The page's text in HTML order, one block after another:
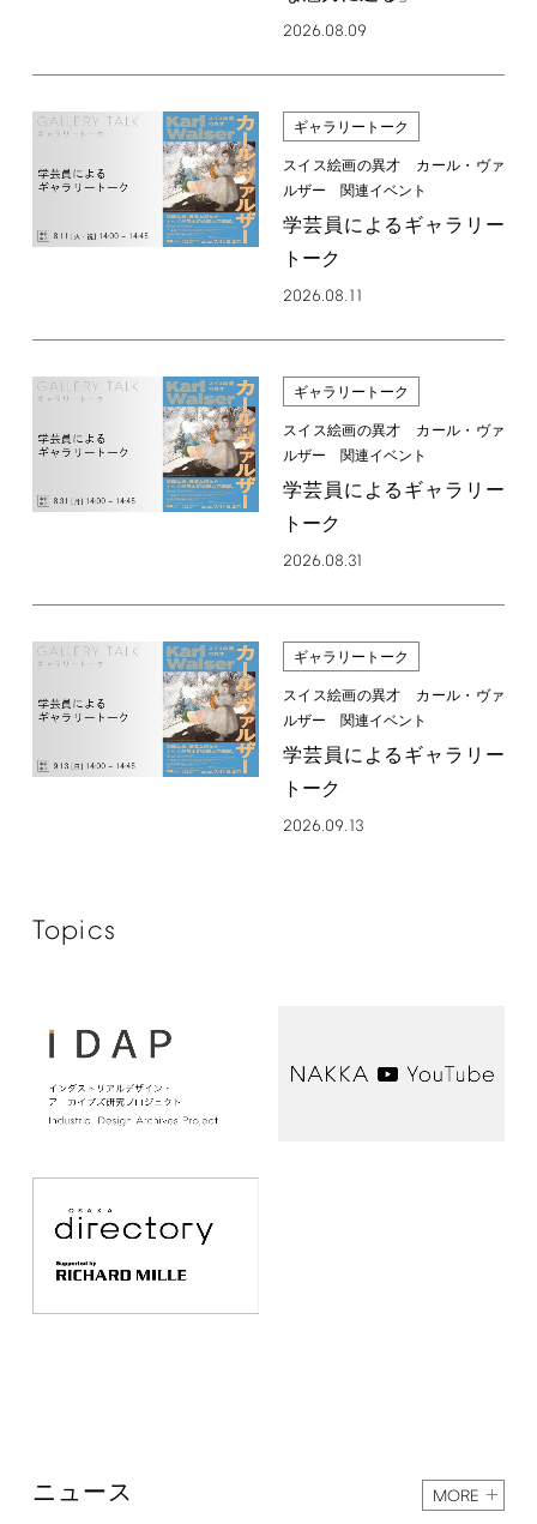
2026.08.09
ギャラリートーク
スイス絵画の異才 カール・ヴァ
ルザー 関連イベント
学芸員によるギャラリー
トーク
2026.08.11
ギャラリートーク
スイス絵画の異才 カール・ヴァ
ルザー 関連イベント
学芸員によるギャラリー
トーク
2026.08.31
ギャラリートーク
スイス絵画の異才 カール・ヴァ
ルザー 関連イベント
学芸員によるギャラリー
トーク
2026.09.13
Topics
ニュース MORE